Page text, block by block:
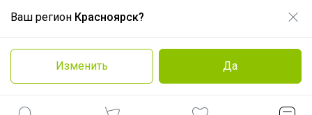
Ваш регион Красноярск?
Изменить Да
© ООО "Лявита", ОГРН 1122468054070, 2012 -2026
Политика конфиденциальности
Cоглашение пользователя